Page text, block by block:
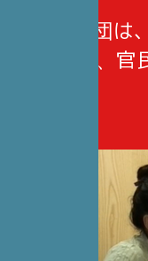
笹川日仏財団
事業発案者、